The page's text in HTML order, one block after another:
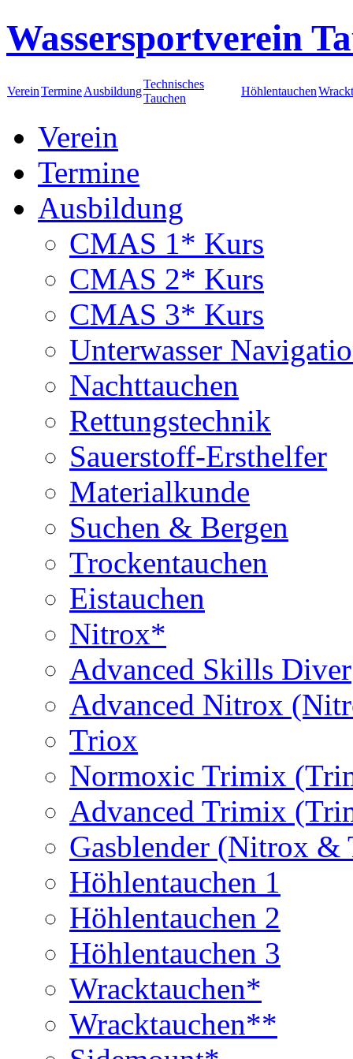
Wassersportverein
VereinTermineAusbildung
Technisches
Tauchen
Höhlentauchen
Verein
Termine
Ausbildung
CMAS 1* Kurs
CMAS 2* Kurs
CMAS 3* Kurs
Unterwasser
Nachttauchen
Rettungstechnik
Sauerstoff-Ersthelfer
Materialkunde
Suchen & Bergen
Trockentauchen
Eistauchen
Nitrox*
Advanced Skills Diver
Advanced Nitrox
Triox
Normoxic Trimix
Advanced Trimix
Gasblender (Nitrox
Höhlentauchen 1
Höhlentauchen 2
Höhlentauchen 3
Wracktauchen*
Wracktauchen**